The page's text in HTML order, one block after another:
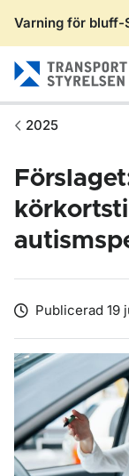
Varning för bluff-
2025
Publicerad 19